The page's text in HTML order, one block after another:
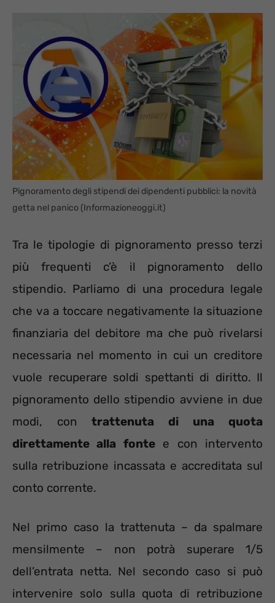
Pignoramento degli stipendi dei dipendenti pubblici: la novità
getta nel panico (Informazioneoggi.it)
Tra le tipologie di pignoramento presso terzi
più frequenti c’è il pignoramento dello
stipendio. Parliamo di una procedura legale
che va a toccare negativamente la situazione
finanziaria del debitore ma che può rivelarsi
necessaria nel momento in cui un creditore
vuole recuperare soldi spettanti di diritto. Il
pignoramento dello stipendio avviene in due
modi, con trattenuta di una quota
direttamente alla fontee con intervento
sulla retribuzione incassata e accreditata sul
conto corrente.
Nel primo caso la trattenuta – da spalmare
mensilmente – non potrà superare 1/5
dell’entrata netta. Nel secondo caso si può
intervenire solo sulla quota di retribuzione